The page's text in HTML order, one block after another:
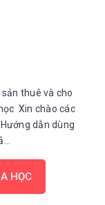
thuê và cho
Xin chào các
dẫn dùng
HỌC